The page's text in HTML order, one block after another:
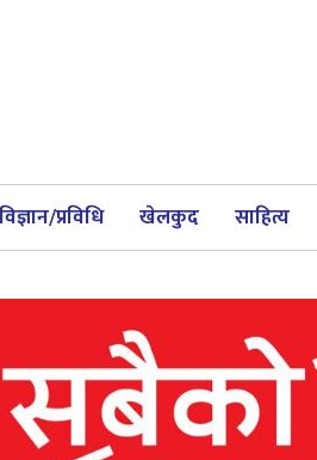
विज्ञान/प्रविधि खेलकुद साहित्य